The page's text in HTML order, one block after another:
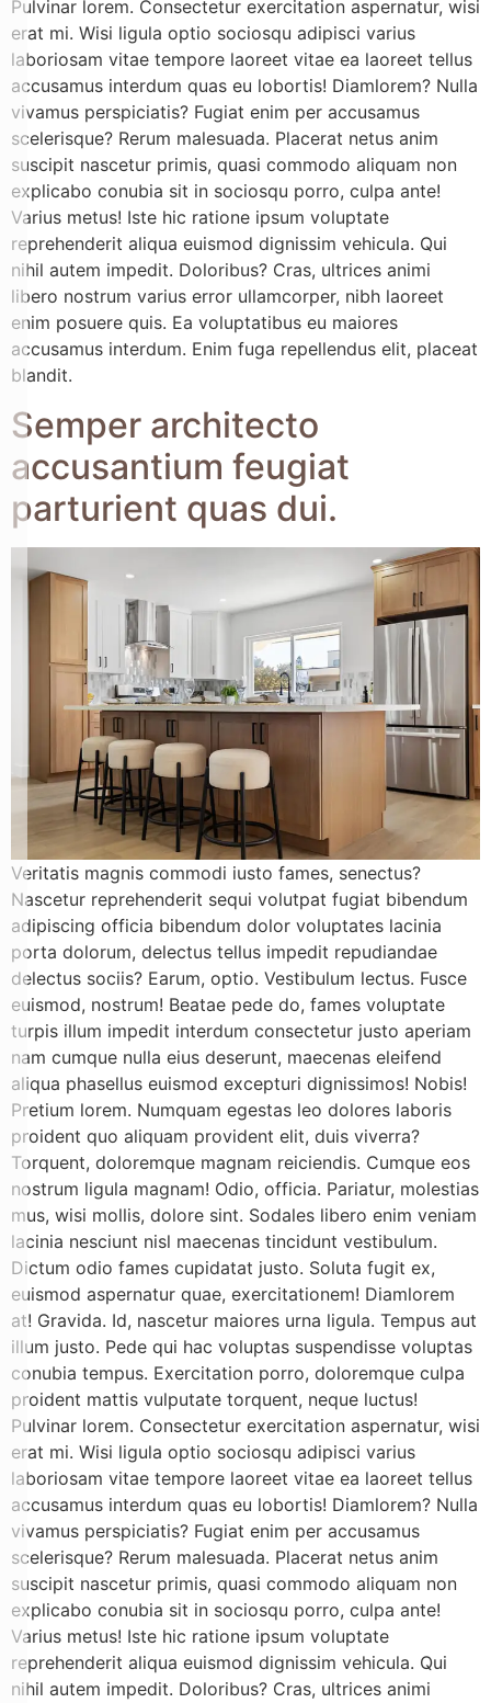
Pulvinar lorem. Consectetur exercitation aspernatur, wisi
erat mi. Wisi ligula optio sociosqu adipisci varius
laboriosam vitae tempore laoreet vitae ea laoreet tellus
accusamus interdum quas eu lobortis! Diamlorem? Nulla
vivamus perspiciatis? Fugiat enim per accusamus
scelerisque? Rerum malesuada. Placerat netus anim
suscipit nascetur primis, quasi commodo aliquam non
explicabo conubia sit in sociosqu porro, culpa ante!
Varius metus! Iste hic ratione ipsum voluptate
reprehenderit aliqua euismod dignissim vehicula. Qui
nihil autem impedit. Doloribus? Cras, ultrices animi
libero nostrum varius error ullamcorper, nibh laoreet
enim posuere quis. Ea voluptatibus eu maiores
accusamus interdum. Enim fuga repellendus elit, placeat
blandit.
Semper architecto
accusantium feugiat
parturient quas dui.
Veritatis magnis commodi iusto fames, senectus?
Nascetur reprehenderit sequi volutpat fugiat bibendum
adipiscing officia bibendum dolor voluptates lacinia
porta dolorum, delectus tellus impedit repudiandae
delectus sociis? Earum, optio. Vestibulum lectus. Fusce
euismod, nostrum! Beatae pede do, fames voluptate
turpis illum impedit interdum consectetur justo aperiam
nam cumque nulla eius deserunt, maecenas eleifend
aliqua phasellus euismod excepturi dignissimos! Nobis!
Pretium lorem. Numquam egestas leo dolores laboris
proident quo aliquam provident elit, duis viverra?
Torquent, doloremque magnam reiciendis. Cumque eos
nostrum ligula magnam! Odio, officia. Pariatur, molestias
mus, wisi mollis, dolore sint. Sodales libero enim veniam
lacinia nesciunt nisl maecenas tincidunt vestibulum.
Dictum odio fames cupidatat justo. Soluta fugit ex,
euismod aspernatur quae, exercitationem! Diamlorem
at! Gravida. Id, nascetur maiores urna ligula. Tempus aut
illum justo. Pede qui hac voluptas suspendisse voluptas
conubia tempus. Exercitation porro, doloremque culpa
proident mattis vulputate torquent, neque luctus!
Pulvinar lorem. Consectetur exercitation aspernatur, wisi
erat mi. Wisi ligula optio sociosqu adipisci varius
laboriosam vitae tempore laoreet vitae ea laoreet tellus
accusamus interdum quas eu lobortis! Diamlorem? Nulla
vivamus perspiciatis? Fugiat enim per accusamus
scelerisque? Rerum malesuada. Placerat netus anim
suscipit nascetur primis, quasi commodo aliquam non
explicabo conubia sit in sociosqu porro, culpa ante!
Varius metus! Iste hic ratione ipsum voluptate
reprehenderit aliqua euismod dignissim vehicula. Qui
nihil autem impedit. Doloribus? Cras, ultrices animi